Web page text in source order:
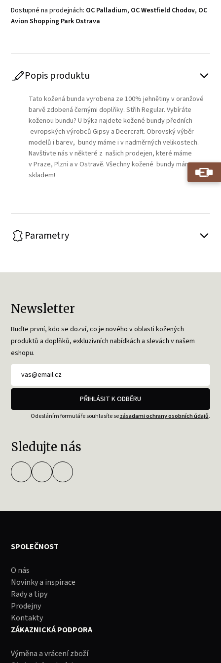
Dostupné na prodejnách: OC Palladium, OC Westfield Chodov, OC
Avion Shopping Park Ostrava
Popis produktu
Tato kožená bunda vyrobena ze 100% jehnětiny v oranžové
barvě zdobená černými doplňky. Střih Regular. Vybíráte
koženou bundu? U býka najdete kožené bundy předních
evropských výrobců Gipsy a Deercraft. Obrovský výběr
modelů i barev, bundy máme i v nadměrných velikostech.
Navštivte nás v některé z našich prodejen, které máme
v Praze, Plzni a v Ostravě. Všechny kožené bundy máme
skladem!
Parametry
Newsletter
Buďte první, kdo se dozví, co je nového v oblasti kožených
produktů a doplňků, exkluzivních nabídkách a slevách v našem
eshopu.
PŘIHLÁSIT K ODBĚRU
Odesláním formuláře souhlasíte sezásadami ochrany osobních údajů.
Sledujte nás
SPOLEČNOST
O nás
Novinky a inspirace
Rady a tipy
Prodejny
Kontakty
ZÁKAZNICKÁ PODPORA
Výměna a vrácení zboží